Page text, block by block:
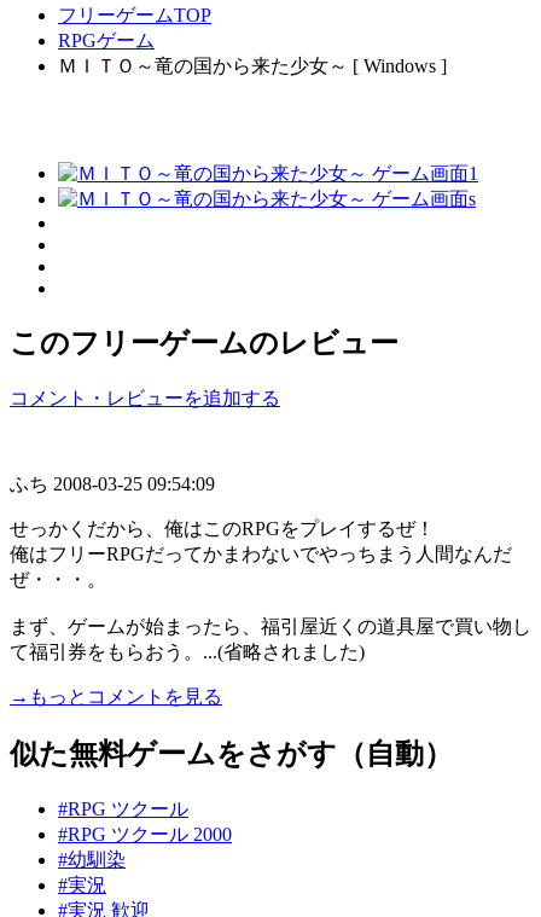
フリーゲームTOP
RPGゲーム
ＭＩＴＯ～竜の国から来た少女～ [ Windows ]
このフリーゲームのレビュー
コメント・レビューを追加する
ふち 2008-03-25 09:54:09
せっかくだから、俺はこのRPGをプレイするぜ！
俺はフリーRPGだってかまわないでやっちまう人間なんだ
ぜ・・・。
まず、ゲームが始まったら、福引屋近くの道具屋で買い物し
て福引券をもらおう。...(省略されました)
→もっとコメントを見る
似た無料ゲームをさがす（自動）
#RPG ツクール
#RPG ツクール 2000
#幼馴染
#実況
#実況 歓迎